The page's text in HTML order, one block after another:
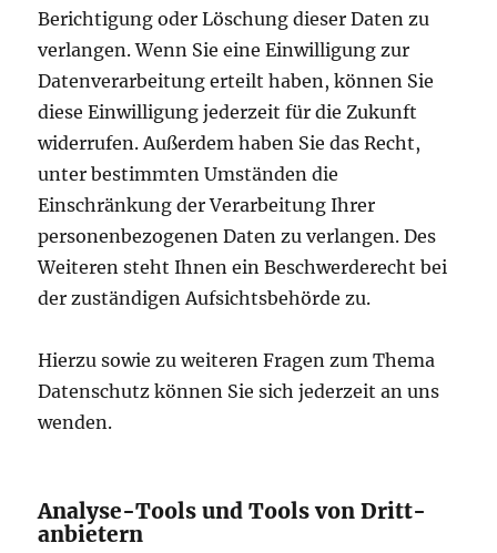
Berichtigung oder Löschung dieser Daten zu
verlangen. Wenn Sie eine Einwilligung zur
Datenverarbeitung erteilt haben, können Sie
diese Einwilligung jederzeit für die Zukunft
widerrufen. Außerdem haben Sie das Recht,
unter bestimmten Umständen die
Einschränkung der Verarbeitung Ihrer
personenbezogenen Daten zu verlangen. Des
Weiteren steht Ihnen ein Beschwerderecht bei
der zuständigen Aufsichtsbehörde zu.
Hierzu sowie zu weiteren Fragen zum Thema
Datenschutz können Sie sich jederzeit an uns
wenden.
Analyse-Tools und Tools von Dritt­
anbietern